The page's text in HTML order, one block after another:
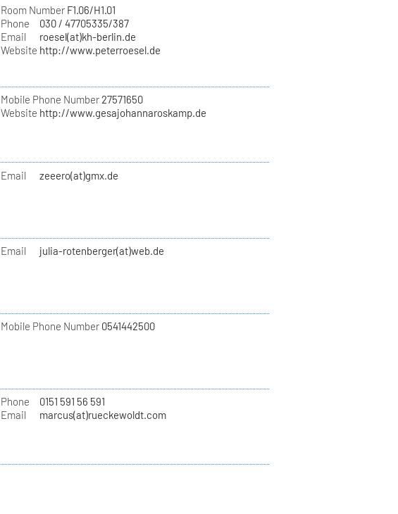
Room NumberF1.06/H1.01
Phone
030 / 47705335/387
Email
roesel(at)kh-berlin.de
Website http://www.peterroesel.de
Mobile Phone Number27571650
Website http://www.gesajohannaroskamp.de
Email zeeero(at)gmx.de
Email julia-rotenberger(at)web.de
Mobile Phone Number0541442500
Phone
0151 591 56 591
Email
marcus(at)rueckewoldt.com